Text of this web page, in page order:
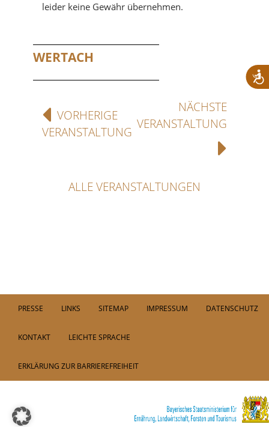
leider keine Gewähr übernehmen.
WERTACH
VORHERIGE
VERANSTALTUNG
NÄCHSTE
VERANSTALTUNG
ALLE VERANSTALTUNGEN
PRESSE LINKS SITEMAP IMPRESSUM DATENSCHUTZ
KONTAKT LEICHTE SPRACHE
ERKLÄRUNG ZUR BARRIEREFREIHEIT